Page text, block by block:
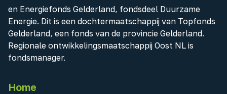
en Energiefonds Gelderland, fondsdeel Duurzame
Energie. Dit is een dochtermaatschappij van Topfonds
Gelderland, een fonds van de provincie Gelderland.
Regionale ontwikkelingsmaatschappij Oost NL is
fondsmanager.
Home